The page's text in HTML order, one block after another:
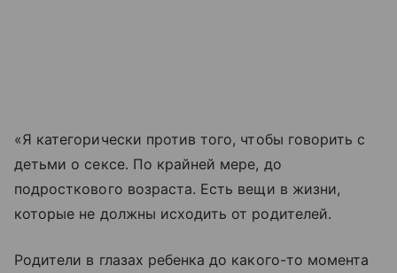
«Я категорически против того, чтобы говорить с
детьми о сексе. По крайней мере, до
подросткового возраста. Есть вещи в жизни,
которые не должны исходить от родителей.
Родители в глазах ребенка до какого-то момента